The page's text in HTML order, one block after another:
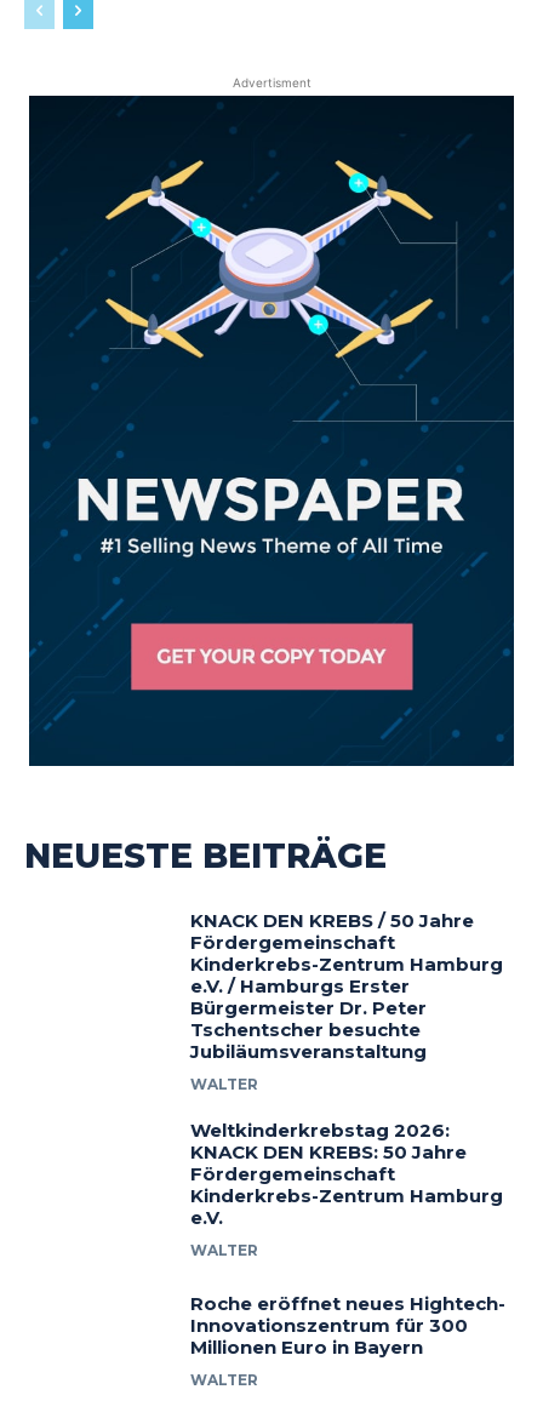
Advertisment
NEUESTE BEITRÄGE
KNACK DEN KREBS / 50 Jahre
Fördergemeinschaft
Kinderkrebs-Zentrum Hamburg
e.V. / Hamburgs Erster
Bürgermeister Dr. Peter
Tschentscher besuchte
Jubiläumsveranstaltung
WALTER
Weltkinderkrebstag 2026:
KNACK DEN KREBS: 50 Jahre
Fördergemeinschaft
Kinderkrebs-Zentrum Hamburg
e.V.
WALTER
Roche eröffnet neues Hightech-
Innovationszentrum für 300
Millionen Euro in Bayern
WALTER